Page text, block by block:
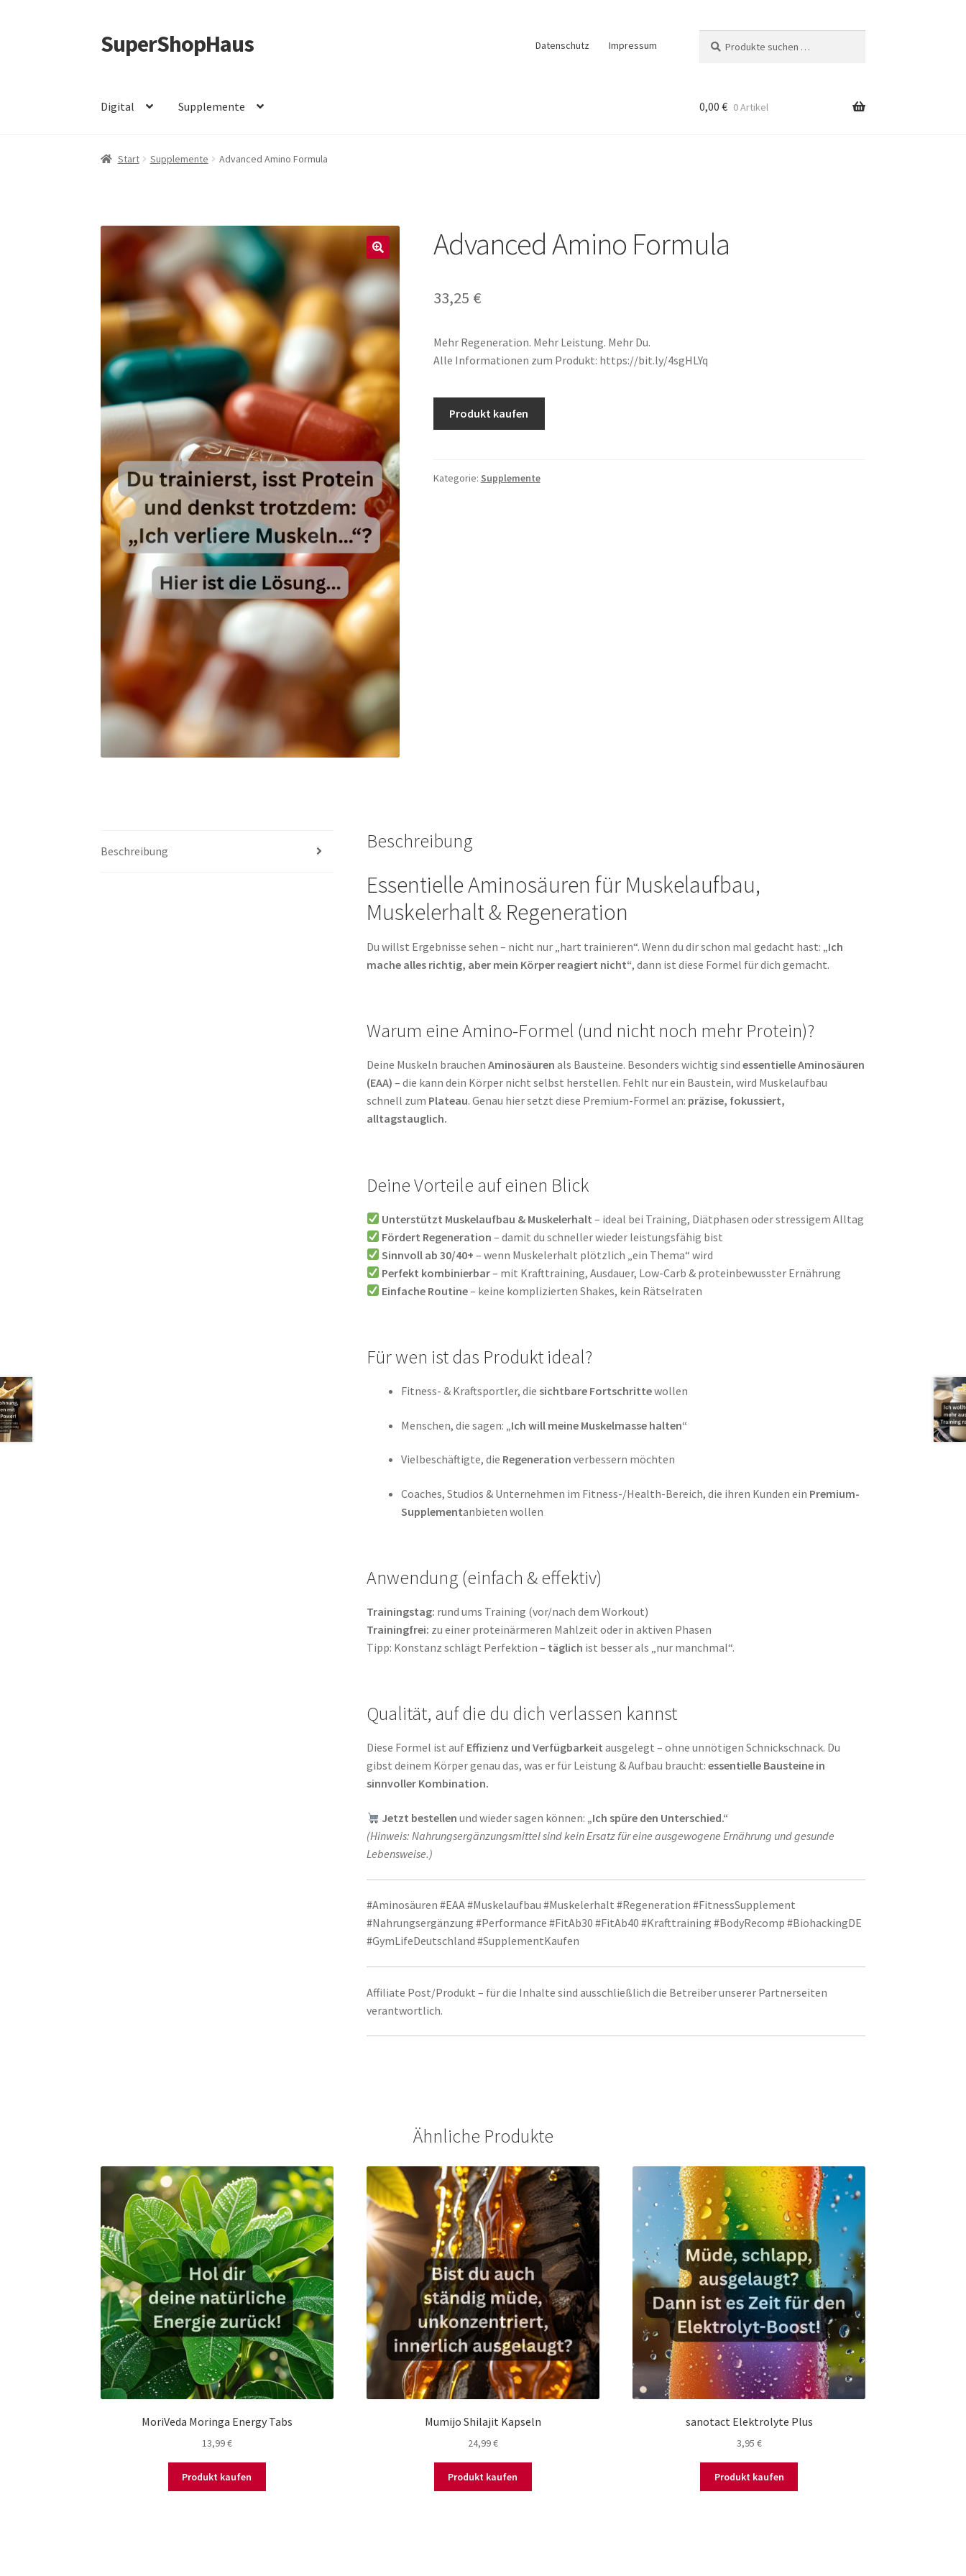
Zur
Navigation
Zum
Inhalt
SuperShopHaus Datenschutz Impressum
nach:
Digital Supplemente 0,00 € 0 Artikel
Start Supplemente Advanced Amino Formula
Advanced Amino Formula
33,25 €
Mehr Regeneration. Mehr Leistung. Mehr Du.
Alle Informationen zum Produkt: https://bit.ly/4sgHLYq
Produkt kaufen
Kategorie: Supplemente
Beschreibung Beschreibung
Essentielle Aminosäuren für Muskelaufbau,
Muskelerhalt & Regeneration
Du willst Ergebnisse sehen – nicht nur „hart trainieren“. Wenn du dir schon mal gedacht hast: „Ich
mache alles richtig, aber mein Körper reagiert nicht“, dann ist diese Formel für dich gemacht.
Warum eine Amino-Formel (und nicht noch mehr Protein)?
Deine Muskeln brauchenAminosäuren als Bausteine. Besonders wichtig sindessentielle Aminosäuren
(EAA) – die kann dein Körper nicht selbst herstellen. Fehlt nur ein Baustein, wird Muskelaufbau
schnell zum Plateau. Genau hier setzt diese Premium-Formel an: präzise, fokussiert,
alltagstauglich.
Deine Vorteile auf einen Blick
Unterstützt Muskelaufbau & Muskelerhalt – ideal bei Training, Diätphasen oder stressigem Alltag
Fördert Regeneration – damit du schneller wieder leistungsfähig bist
Sinnvoll ab 30/40+ – wenn Muskelerhalt plötzlich „ein Thema“ wird
Perfekt kombinierbar– mit Krafttraining, Ausdauer, Low-Carb & proteinbewusster Ernährung
Einfache Routine– keine komplizierten Shakes, kein Rätselraten
Für wen ist das Produkt ideal?
Fitness- & Kraftsportler, diesichtbare Fortschrittewollen
Menschen, die sagen: „Ich will meine Muskelmasse halten“
Vielbeschäftigte, die Regeneration verbessern möchten
Coaches, Studios & Unternehmen im Fitness-/Health-Bereich, die ihren Kunden ein Premium-
Supplementanbieten wollen
Anwendung (einfach & effektiv)
Trainingstag: rund ums Training (vor/nach dem Workout)
Trainingfrei: zu einer proteinärmeren Mahlzeit oder in aktiven Phasen
Tipp: Konstanz schlägt Perfektion – täglich ist besser als „nur manchmal“.
Qualität, auf die du dich verlassen kannst
Diese Formel ist auf Effizienz und Verfügbarkeit ausgelegt – ohne unnötigen Schnickschnack. Du
gibst deinem Körper genau das, was er für Leistung & Aufbau braucht:essentielle Bausteine in
sinnvoller Kombination.
Jetzt bestellen und wieder sagen können: „Ich spüre den Unterschied.“
(Hinweis: Nahrungsergänzungsmittel sind kein Ersatz für eine ausgewogene Ernährung und gesunde
Lebensweise.)
#Aminosäuren #EAA #Muskelaufbau #Muskelerhalt #Regeneration #FitnessSupplement
#Nahrungsergänzung #Performance #FitAb30 #FitAb40 #Krafttraining #BodyRecomp #BiohackingDE
#GymLifeDeutschland #SupplementKaufen
Affiliate Post/Produkt – für die Inhalte sind ausschließlich die Betreiber unserer Partnerseiten
verantwortlich.
Ähnliche Produkte
MoriVeda Moringa Energy Tabs
13,99€
Produkt kaufen
Mumijo Shilajit Kapseln
24,99€
Produkt kaufen
sanotact Elektrolyte Plus
3,95 €
Produkt kaufen